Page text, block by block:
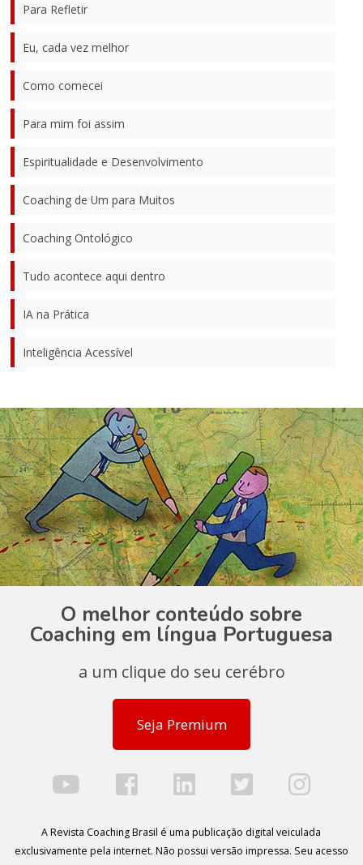
Para Refletir
Eu, cada vez melhor
Como comecei
Para mim foi assim
Espiritualidade e Desenvolvimento
Coaching de Um para Muitos
Coaching Ontológico
Tudo acontece aqui dentro
IA na Prática
Inteligência Acessível
O melhor conteúdo sobre
Coaching em língua Portuguesa
a um clique do seu cerébro
Seja Premium
A Revista Coaching Brasil é uma publicação digital veiculada
exclusivamente pela internet. Não possui versão impressa. Seu acesso